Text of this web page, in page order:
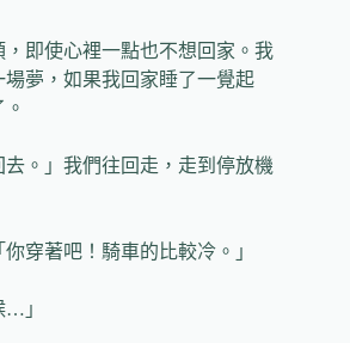
，即使心裡一點也不想回家。我
夢，如果我回家睡了一覺起
去。」我們往回走，走到停放機
穿著吧！騎車的比較冷。」
…」